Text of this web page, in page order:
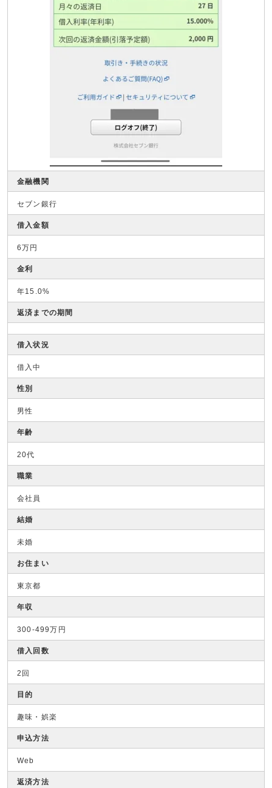
金融機関
セブン銀行
借入金額
6万円
金利
年15.0%
返済までの期間
借入状況
借入中
性別
男性
年齢
20代
職業
会社員
結婚
未婚
お住まい
東京都
年収
300-499万円
借入回数
2回
目的
趣味・娯楽
申込方法
Web
返済方法